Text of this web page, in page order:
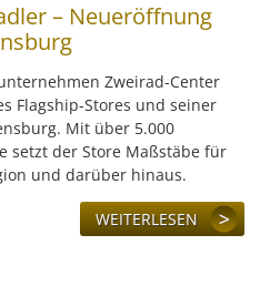
– Neueröffnung
Zweirad-Center
Flagship-Stores und seiner
Mit über 5.000
setzt der Store Maßstäbe für
und darüber hinaus.
WEITERLESEN